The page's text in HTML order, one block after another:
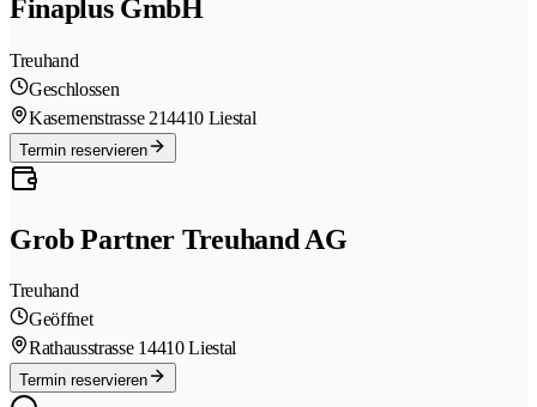
Finaplus GmbH
Treuhand
Geschlossen
Kasernenstrasse 214410 Liestal
Termin reservieren
Grob Partner Treuhand AG
Treuhand
Geöffnet
Rathausstrasse 14410 Liestal
Termin reservieren